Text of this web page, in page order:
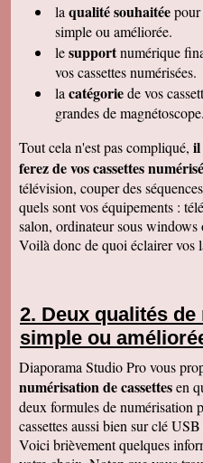
Christian R
Encore une belle
première fois nous
pouvoir nous faire
raffiné, effectué
plus des délais et prix
À recommander sans
Les Alesiens
Bonjour, super ! Suite
première cassette,
décidé de toutes les
nouveau ces
Cordialement
Cécile M
Bonjour. Je viens de
en train de regarder les
Amandine L
Bonjour nous avons
les vidéos sont supers !
Cordialement,
Jean-Marie B
Colis bien reçu ça
Merci beaucoup. Des
de ma part. Bonne
Alain L
la qualité souhaitéepour
simple ou améliorée.
lesupportnumérique
vos cassettes numérisées.
la catégoriede vos
grandes de magnétoscope.
Tout cela n'est pas compliqué, il
ferez de vos cassettes
télévision, couper des
quels sont vos équipements :
salon, ordinateur sous windows
Voilà donc de quoi éclairer vos
Deux qualités
simple ou
Diaporama Studio Pro vous
numérisation de cassettesen
deux formules de numérisation
cassettes aussi bien sur clé
Voici brièvement quelques